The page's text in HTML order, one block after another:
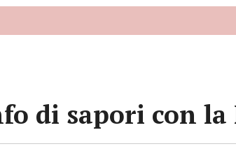
di sapori con la